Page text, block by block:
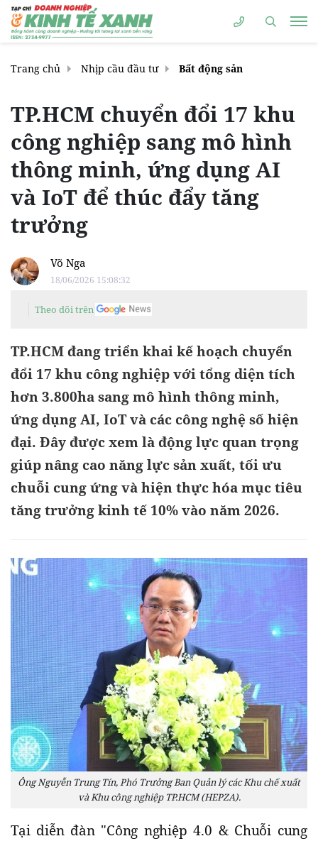
Trang chủ Nhịp cầu đầu tư Bất động sản
TP.HCM chuyển đổi 17 khu
công nghiệp sang mô hình
thông minh, ứng dụng AI
và IoT để thúc đẩy tăng
trưởng
Võ Nga
18/06/2026 15:08:32
Theo dõi trên
TP.HCM đang triển khai kế hoạch chuyển
đổi 17 khu công nghiệp với tổng diện tích
hơn 3.800ha sang mô hình thông minh,
ứng dụng AI, IoT và các công nghệ số hiện
đại. Đây được xem là động lực quan trọng
giúp nâng cao năng lực sản xuất, tối ưu
chuỗi cung ứng và hiện thực hóa mục tiêu
tăng trưởng kinh tế 10% vào năm 2026.
Ông Nguyễn Trung Tín, Phó Trưởng Ban Quản lý các Khu chế xuất
và Khu công nghiệp TP.HCM (HEPZA).
Tại diễn đàn "Công nghiệp 4.0 & Chuỗi cung